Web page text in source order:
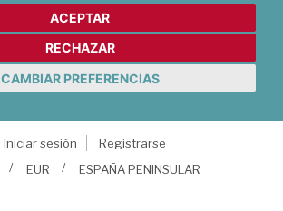
ACEPTAR
RECHAZAR
CAMBIAR PREFERENCIAS
Iniciar sesión
Registrarse
EUR ESPAÑA PENINSULAR